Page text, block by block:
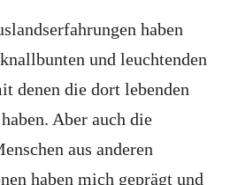
haben
und leuchtenden
denen die dort lebenden
Aber auch die
aus anderen
haben mich geprägt und